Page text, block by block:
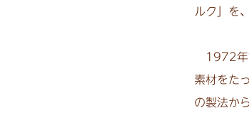
ルク」を
1972年
素材をた
の製法か